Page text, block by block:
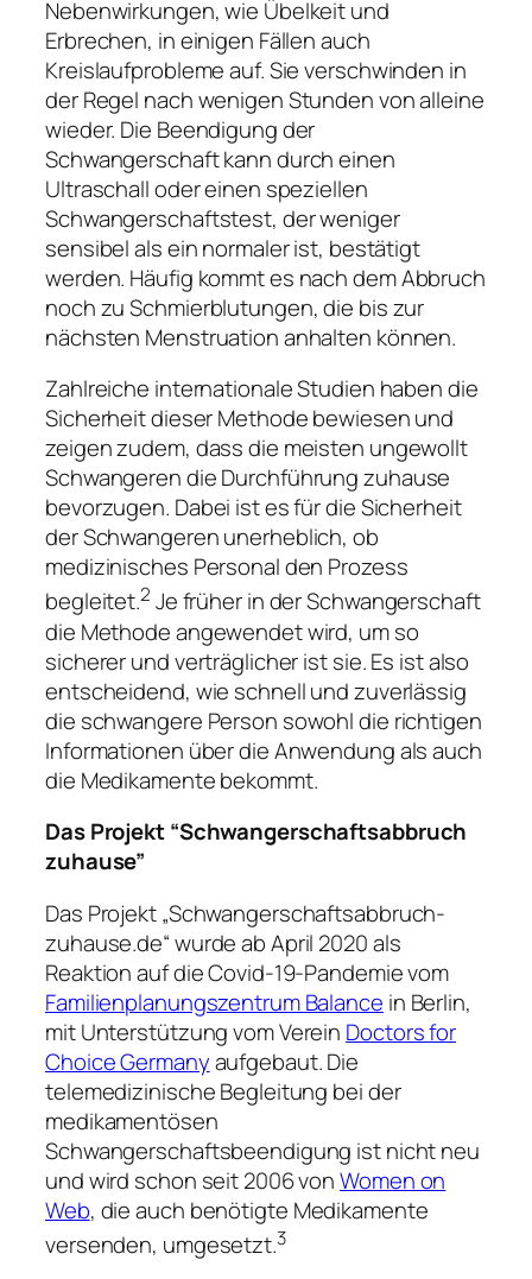
Nebenwirkungen, wie Übelkeit und
Erbrechen, in einigen Fällen auch
Kreislaufprobleme auf. Sie verschwinden in
der Regel nach wenigen Stunden von alleine
wieder. Die Beendigung der
Schwangerschaft kann durch einen
Ultraschall oder einen speziellen
Schwangerschaftstest, der weniger
sensibel als ein normaler ist, bestätigt
werden. Häufig kommt es nach dem Abbruch
noch zu Schmierblutungen, die bis zur
nächsten Menstruation anhalten können.
Zahlreiche internationale Studien haben die
Sicherheit dieser Methode bewiesen und
zeigen zudem, dass die meisten ungewollt
Schwangeren die Durchführung zuhause
bevorzugen. Dabei ist es für die Sicherheit
der Schwangeren unerheblich, ob
medizinisches Personal den Prozess
begleitet.2 Je früher in der Schwangerschaft
die Methode angewendet wird, um so
sicherer und verträglicher ist sie. Es ist also
entscheidend, wie schnell und zuverlässig
die schwangere Person sowohl die richtigen
Informationen über die Anwendung als auch
die Medikamente bekommt.
Das Projekt “Schwangerschaftsabbruch
zuhause”
Das Projekt „Schwangerschaftsabbruch-
zuhause.de“ wurde ab April 2020 als
Reaktion auf die Covid-19-Pandemie vom
Familienplanungszentrum Balance in Berlin,
mit Unterstützung vom Verein Doctors for
Choice Germanyaufgebaut. Die
telemedizinische Begleitung bei der
medikamentösen
Schwangerschaftsbeendigung ist nicht neu
und wird schon seit 2006 vonWomen on
Web, die auch benötigte Medikamente
versenden, umgesetzt.3